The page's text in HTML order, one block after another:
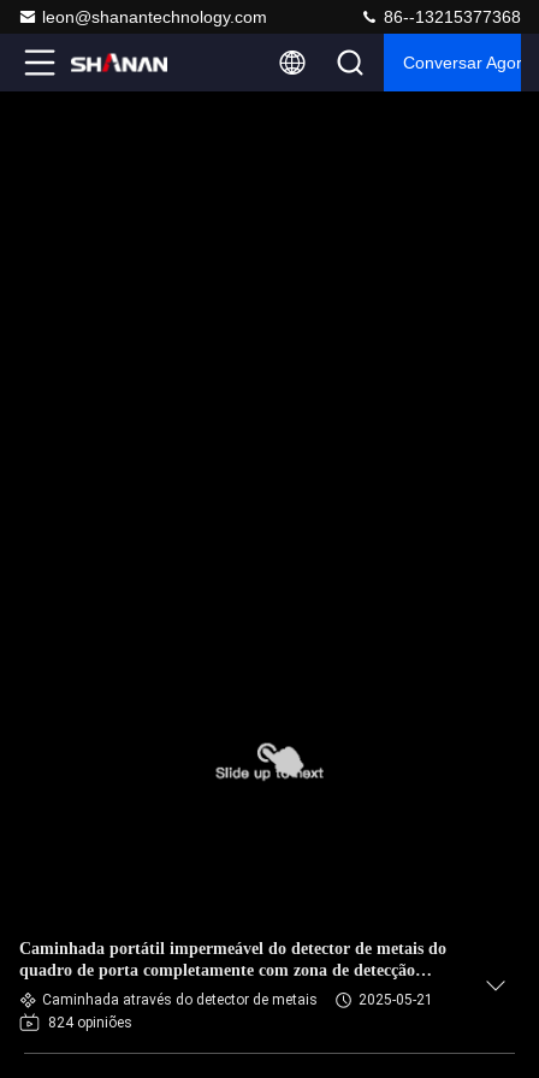
leon@shanantechnology.com 86--13215377368
Conversar Agora
Caminhada portátil impermeável do detector de metais do
quadro de porta completamente com zona de detecção
ajustável
Caminhada através do detector de metais
2025-05-21
824 opiniões